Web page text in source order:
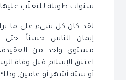
سنوات طويلة للتغلّب
لقد كان كل شيء على ما
إيمان الناس حسناً, حتى
مستوى واحد من
اعتنق الإسلام قبل وفاة
أو ستة أشهر أو عامين,